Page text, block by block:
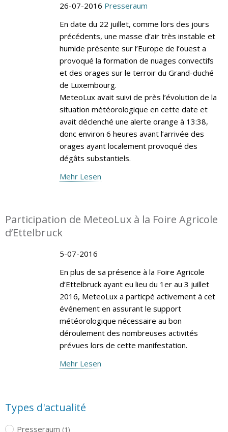
26-07-2016 Presseraum
En date du 22 juillet, comme lors des jours
précédents, une masse d’air très instable et
humide présente sur l’Europe de l’ouest a
provoqué la formation de nuages convectifs
et des orages sur le terroir du Grand-duché
de Luxembourg.
MeteoLux avait suivi de près l’évolution de la
situation météorologique en cette date et
avait déclenché une alerte orange à 13:38,
donc environ 6 heures avant l’arrivée des
orages ayant localement provoqué des
dégâts substantiels.
Mehr Lesen
Participation de MeteoLux à la Foire Agricole
d’Ettelbruck
5-07-2016
En plus de sa présence à la Foire Agricole
d’Ettelbruck ayant eu lieu du 1er au 3 juillet
2016, MeteoLux a particpé activement à cet
événement en assurant le support
météorologique nécessaire au bon
déroulement des nombreuses activités
prévues lors de cette manifestation.
Mehr Lesen
Types d'actualité
Presseraum (1)